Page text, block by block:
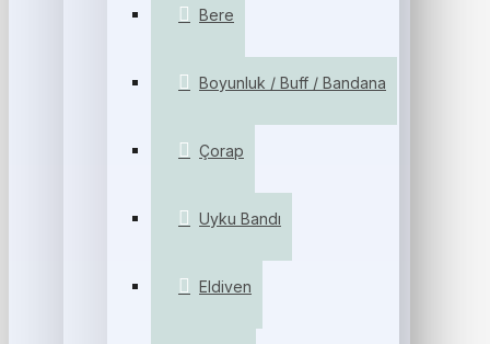
Bere
Boyunluk / Buff / Bandana
Çorap
Uyku Bandı
Eldiven